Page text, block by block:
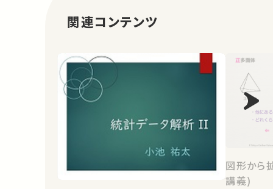
関連コンテンツ
図形から
講義)